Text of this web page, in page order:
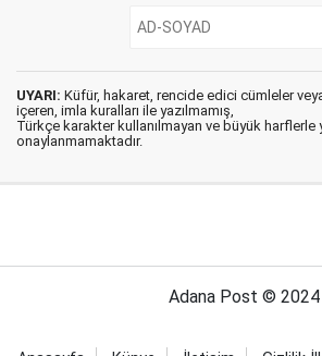
UYARI: Küfür, hakaret, rencide edici cümleler
içeren, imla kuralları ile yazılmamış,
Türkçe karakter kullanılmayan ve büyük harflerle
onaylanmamaktadır.
Adana Post © 2024